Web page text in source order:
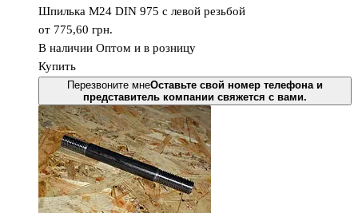
Шпилька М24 DIN 975 с левой резьбой
от 775,60 грн.
В наличии Оптом и в розницу
Купить
Перезвоните мнеОставьте свой номер телефона и
представитель компании свяжется с вами.